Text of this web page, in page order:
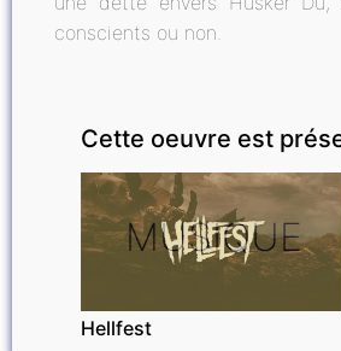
conscients ou non.
Cette oeuvre est
MUSIQUE
Hellfest